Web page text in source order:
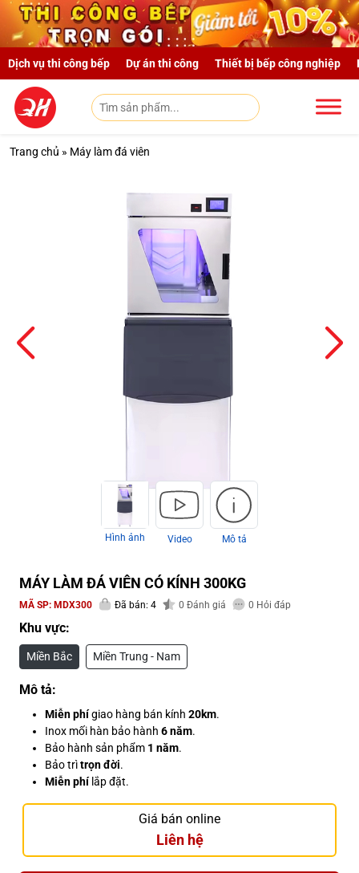
Skip to main content
Dịch vụ thi công bếp Dự án thi công Thiết bị bếp công nghiệp
Trang chủ » Máy làm đá viên
Hình ảnh Video Mô tả
MÁY LÀM ĐÁ VIÊN CÓ KÍNH 300KG
MÃ SP: MDX300 Đã bán: 4 0 Đánh giá 0 Hỏi đáp
Khu vực:
Miền Bắc Miền Trung - Nam
Mô tả:
Miễn phígiao hàng bán kính 20km.
Inox mối hàn bảo hành 6 năm.
Bảo hành sản phẩm 1 năm.
Bảo trìtrọn đời.
Miễn phílắp đặt.
Giá bán online
Liên hệ